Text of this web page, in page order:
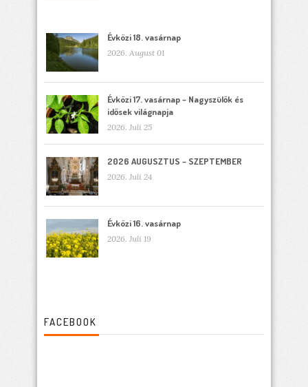
Évközi 18. vasárnap
2026. August 01
Évközi 17. vasárnap – Nagyszülők és
idősek világnapja
2026. Juli 25
2026 AUGUSZTUS – SZEPTEMBER
2026. Juli 24
Évközi 16. vasárnap
2026. Juli 19
FACEBOOK